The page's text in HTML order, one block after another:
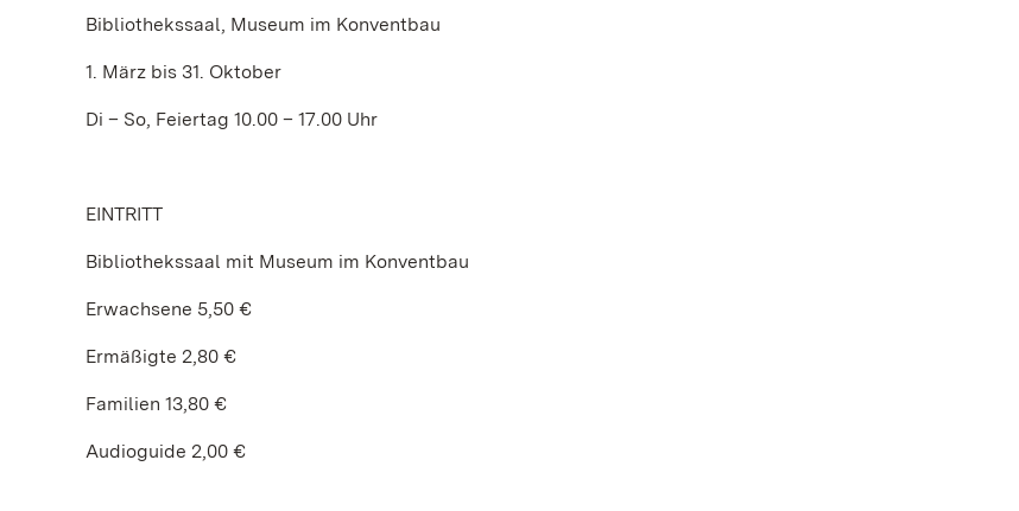
Bibliothekssaal, Museum im Konventbau
1. März bis 31. Oktober
Di – So, Feiertag 10.00 – 17.00 Uhr
EINTRITT
Bibliothekssaal mit Museum im Konventbau
Erwachsene 5,50 €
Ermäßigte 2,80 €
Familien 13,80 €
Audioguide 2,00 €